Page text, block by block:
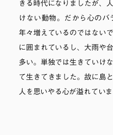
きる時代になりましたが、
けない動物。だから心のバ
年々増えているのではない
に囲まれているし、大雨や
多い。単独では生きていけ
て生きてきました。故に島
人を思いやる心が溢れていま